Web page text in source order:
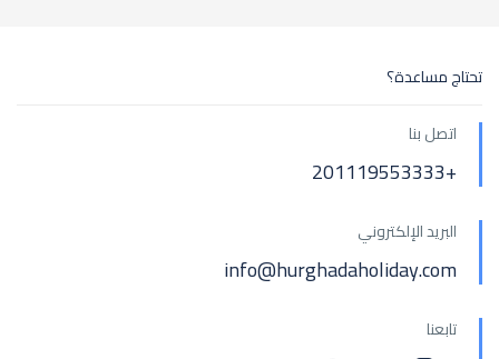
تحتاج مساعدة؟
اتصل بنا
+201119553333
البريد الإلكتروني
info@hurghadaholiday.com
تابعنا